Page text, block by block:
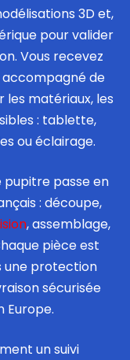
3D et,
pour valider
Vous recevez
accompagné de
matériaux, les
: tablette,
ou éclairage.
pupitre passe en
: découpe,
, assemblage,
pièce est
une protection
sécurisée
Europe.
un suivi